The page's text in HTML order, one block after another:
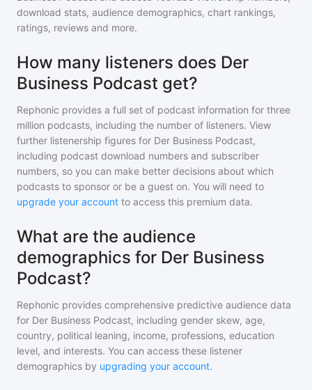
download stats, audience demographics, chart rankings,
ratings, reviews and more.
How many listeners does Der
Business Podcast get?
Rephonic provides a full set of podcast information for three
million podcasts, including the number of listeners. View
further listenership figures for Der Business Podcast,
including podcast download numbers and subscriber
numbers, so you can make better decisions about which
podcasts to sponsor or be a guest on. You will need to
upgrade your account to access this premium data.
What are the audience
demographics for Der Business
Podcast?
Rephonic provides comprehensive predictive audience data
for Der Business Podcast, including gender skew, age,
country, political leaning, income, professions, education
level, and interests. You can access these listener
demographics by upgrading your account.